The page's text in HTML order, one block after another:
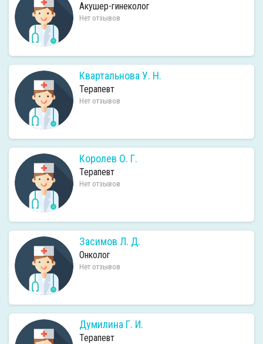
Акушер-гинеколог
Нет отзывов
Квартальнова У. Н.
Терапевт
Нет отзывов
Королев О. Г.
Терапевт
Нет отзывов
Засимов Л. Д.
Онколог
Нет отзывов
Думилина Г. И.
Терапевт